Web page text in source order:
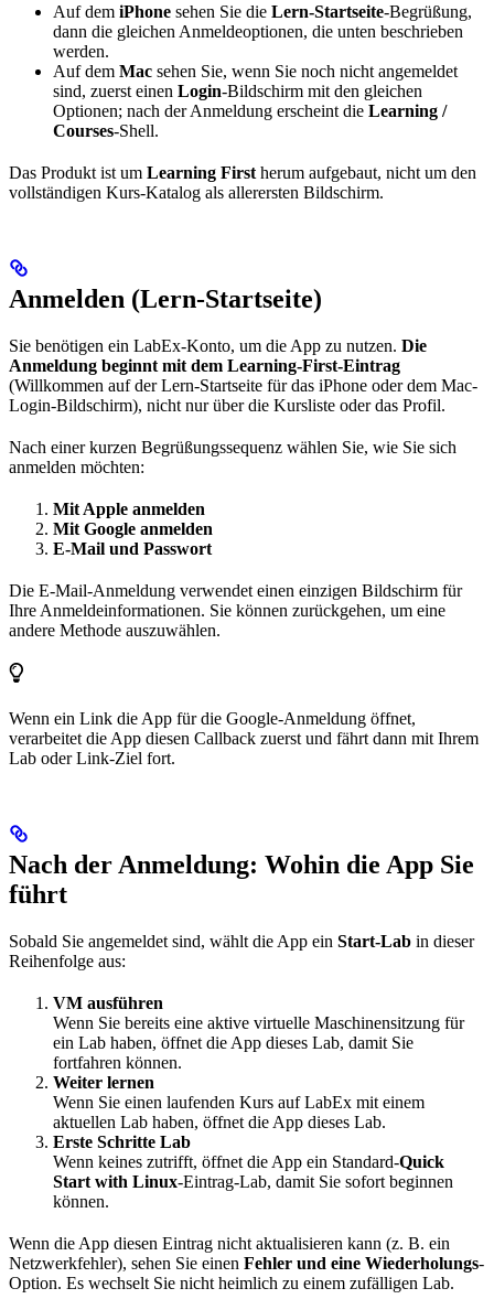
Auf dem iPhone sehen Sie die Lern-Startseite-Begrüßung,
dann die gleichen Anmeldeoptionen, die unten beschrieben
werden.
Auf dem Mac sehen Sie, wenn Sie noch nicht angemeldet
sind, zuerst einen Login-Bildschirm mit den gleichen
Optionen; nach der Anmeldung erscheint die Learning /
Courses-Shell.
Das Produkt ist um Learning First herum aufgebaut, nicht um den
vollständigen Kurs-Katalog als allerersten Bildschirm.
Anmelden (Lern-Startseite)
Sie benötigen ein LabEx-Konto, um die App zu nutzen. Die
Anmeldung beginnt mit dem Learning-First-Eintrag
(Willkommen auf der Lern-Startseite für das iPhone oder dem Mac-
Login-Bildschirm), nicht nur über die Kursliste oder das Profil.
Nach einer kurzen Begrüßungssequenz wählen Sie, wie Sie sich
anmelden möchten:
Mit Apple anmelden
Mit Google anmelden
E-Mail und Passwort
Die E-Mail-Anmeldung verwendet einen einzigen Bildschirm für
Ihre Anmeldeinformationen. Sie können zurückgehen, um eine
andere Methode auszuwählen.
Wenn ein Link die App für die Google-Anmeldung öffnet,
verarbeitet die App diesen Callback zuerst und fährt dann mit Ihrem
Lab oder Link-Ziel fort.
Nach der Anmeldung: Wohin die App Sie
führt
Sobald Sie angemeldet sind, wählt die App ein Start-Lab in dieser
Reihenfolge aus:
VM ausführen
Wenn Sie bereits eine aktive virtuelle Maschinensitzung für
ein Lab haben, öffnet die App dieses Lab, damit Sie
fortfahren können.
Weiter lernen
Wenn Sie einen laufenden Kurs auf LabEx mit einem
aktuellen Lab haben, öffnet die App dieses Lab.
Erste Schritte Lab
Wenn keines zutrifft, öffnet die App ein Standard-Quick
Start with Linux-Eintrag-Lab, damit Sie sofort beginnen
können.
Wenn die App diesen Eintrag nicht aktualisieren kann (z. B. ein
Netzwerkfehler), sehen Sie einen Fehler und eine Wiederholungs-
Option. Es wechselt Sie nicht heimlich zu einem zufälligen Lab.